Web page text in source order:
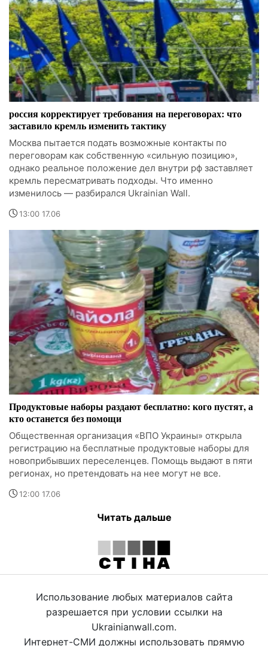
россия корректирует требования на переговорах: что
заставило кремль изменить тактику
Москва пытается подать возможные контакты по
переговорам как собственную «сильную позицию»,
однако реальное положение дел внутри рф заставляет
кремль пересматривать подходы. Что именно
изменилось — разбирался Ukrainian Wall.
13:00 17.06
Продуктовые наборы раздают бесплатно: кого пустят, а
кто останется без помощи
Общественная организация «ВПО Украины» открыла
регистрацию на бесплатные продуктовые наборы для
новоприбывших переселенцев. Помощь выдают в пяти
регионах, но претендовать на нее могут не все.
12:00 17.06
Читать дальше
Использование любых материалов сайта
разрешается при условии ссылки на
Ukrainianwall.com.
Интернет-СМИ должны использовать прямую